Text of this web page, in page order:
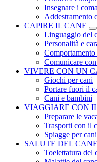
Insegnare i
Addestramento
CAPIRE IL CANE
Linguaggio del
Personalità e
Comportamento
Comunicare
VIVERE CON UN
Giochi per cani
Portare fuori il
Cani e bambini
VIAGGIARE CON
Preparare le
Trasporti con il
Spiagge per cani
SALUTE DEL CANE
Toelettatura del